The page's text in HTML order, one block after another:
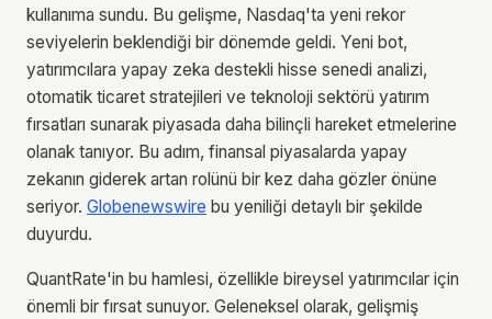
kullanıma sundu. Bu gelişme, Nasdaq'ta yeni rekor
seviyelerin beklendiği bir dönemde geldi. Yeni bot,
yatırımcılara yapay zeka destekli hisse senedi analizi,
otomatik ticaret stratejileri ve teknoloji sektörü yatırım
fırsatları sunarak piyasada daha bilinçli hareket etmelerine
olanak tanıyor. Bu adım, finansal piyasalarda yapay
zekanın giderek artan rolünü bir kez daha gözler önüne
seriyor. Globenewswire bu yeniliği detaylı bir şekilde
duyurdu.
QuantRate'in bu hamlesi, özellikle bireysel yatırımcılar için
önemli bir fırsat sunuyor. Geleneksel olarak, gelişmiş